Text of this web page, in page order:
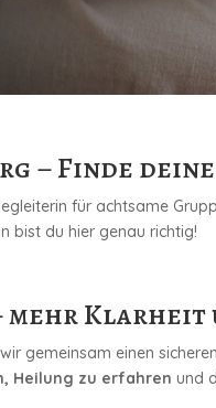
– Finde
für achtsame
bist du hier genau richtig!
mehr
gemeinsam einen
Heilung zu erfahren und